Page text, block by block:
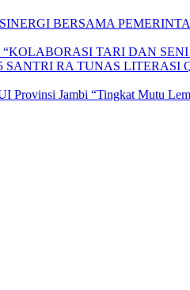
BERSAMA
TARI DAN
RA TUNAS LITERASI
Provinsi Jambi “Tingkat Mutu